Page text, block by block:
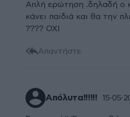
Απλή ερώτηση .δηλαδή ο
κάνει παιδιά και θα την
???? ΟΧΙ
Απαντήστε
Απόλυτα!!!!!!